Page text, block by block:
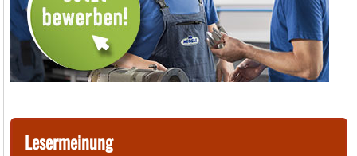
Lesermeinung